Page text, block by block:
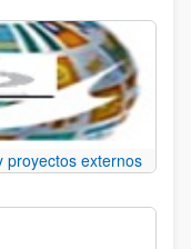
proyectos externos